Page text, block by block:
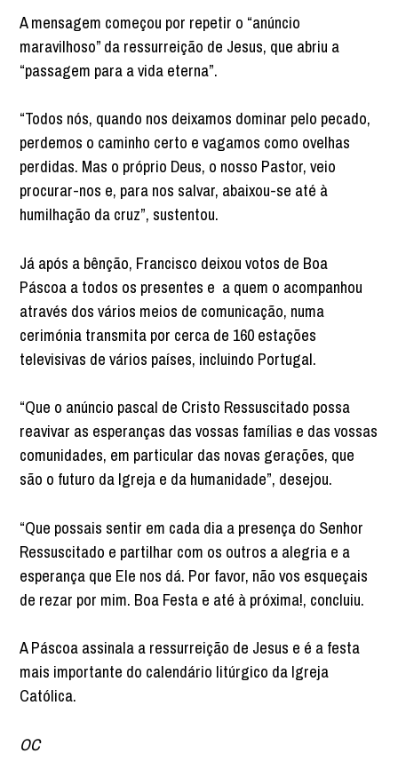
A mensagem começou por repetir o “anúncio
maravilhoso” da ressurreição de Jesus, que abriu a
“passagem para a vida eterna”.
“Todos nós, quando nos deixamos dominar pelo pecado,
perdemos o caminho certo e vagamos como ovelhas
perdidas. Mas o próprio Deus, o nosso Pastor, veio
procurar-nos e, para nos salvar, abaixou-se até à
humilhação da cruz”, sustentou.
Já após a bênção, Francisco deixou votos de Boa
Páscoa a todos os presentes e a quem o acompanhou
através dos vários meios de comunicação, numa
cerimónia transmita por cerca de 160 estações
televisivas de vários países, incluindo Portugal.
“Que o anúncio pascal de Cristo Ressuscitado possa
reavivar as esperanças das vossas famílias e das vossas
comunidades, em particular das novas gerações, que
são o futuro da Igreja e da humanidade”, desejou.
“Que possais sentir em cada dia a presença do Senhor
Ressuscitado e partilhar com os outros a alegria e a
esperança que Ele nos dá. Por favor, não vos esqueçais
de rezar por mim. Boa Festa e até à próxima!, concluiu.
A Páscoa assinala a ressurreição de Jesus e é a festa
mais importante do calendário litúrgico da Igreja
Católica.
OC